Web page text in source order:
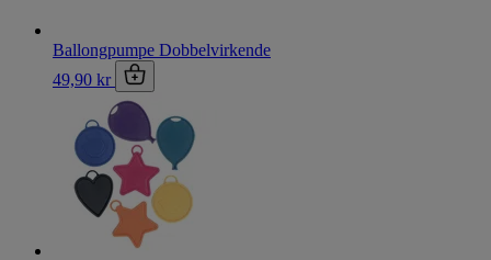
Ballongpumpe Dobbelvirkende
49,90 kr